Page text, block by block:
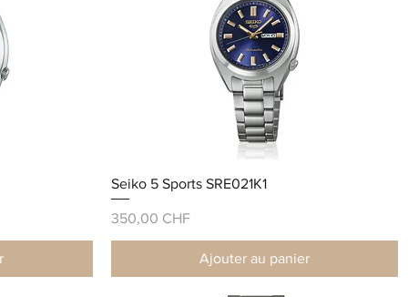
Seiko 5 Sports SRE021K1
Prix
350,00 CHF
Ajouter au panier